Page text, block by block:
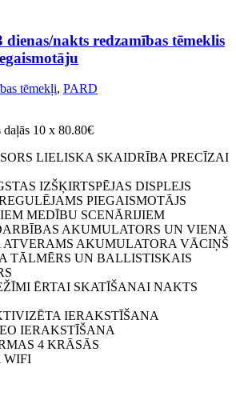
nakts redzamības tēmeklis
tēmekļi, PARD
daļās 10 x 80.80€
LIELISKA SKAIDRĪBA PRECĪZAI
IZŠĶIRTSPĒJAS DISPLEJS
PIEGAISMOTĀJS
MEDĪBU SCENĀRIJIEM
AKUMULATORS UN VIENA
ATVERAMS AKUMULATORA VĀCIŅŠ
TĀLMĒRS UN BALLISTISKAIS
ĒRTAI SKATĪŠANAI NAKTS
IERAKSTĪŠANA
IERAKSTĪŠANA
4 KRĀSĀS
WIFI